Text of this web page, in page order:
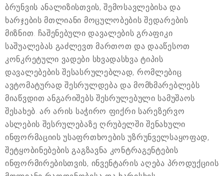
ბრუნვის ანალიზისთვის, შემოსავლებისა და
ხარჯების მთლიანი მოცულობების შედარების
მიზნით. ჩაშენებული დავალების გრაფიკი
საშუალებას გაძლევთ მართოთ და დააწესოთ
კონკრეტული ვადები სხვადასხვა ტიპის
დავალებების შესასრულებლად, რომლებიც
ავტომატურად შესრულდება და მომხმარებლებს
მიაწვდით ანგარიშებს შესრულებული სამუშაოს
შესახებ. არ არის საჭირო ფიქრი სარეზერვო
ასლების შესრულებაზე ღრუბელში შენახული
ინფორმაციის უსაფრთხოების უზრუნველსაყოფად,
შეტყობინებების გაგზავნა კონტრაგენტების
ინფორმირებისთვის, ინვენტარის აღება პროდუქციის